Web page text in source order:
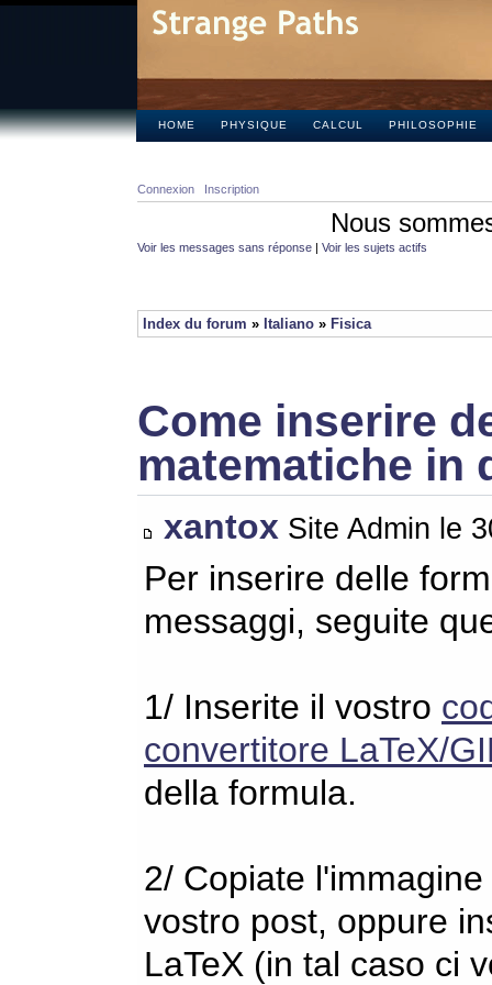
HOME PHYSIQUE CALCUL PHILOSOPHIE
Connexion Inscription
Nous
Voir les messages sans réponse | Voir les sujets actifs
Index du forum » Italiano » Fisica
Come inserire
matematiche in
xantox Site Admin le
Per inserire delle
messaggi, seguite
1/ Inserite il vostro
convertitore LaTeX/
della formula.
2/ Copiate
vostro post, oppure
LaTeX (in tal caso ci